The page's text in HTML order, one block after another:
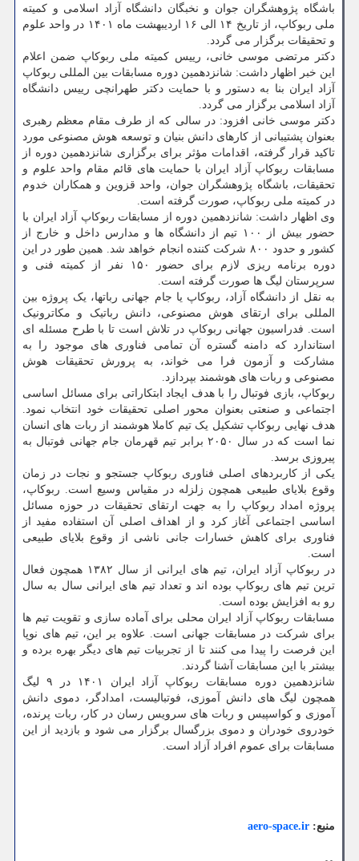
باشگاه پژوهشگران جوان و نخبگان دانشگاه آزاد اسلامی و کمیته
ملی ربوکاپ، از تاریخ ۱۴ الی ۱۶ اردیبهشت ماه ۱۴۰۱ در واحد علوم
و تحقیقات برگزار می گردد.
دکتر مرتضی موسی خانی، رییس کمیته ملی ربوکاپ ضمن اعلام
این خبر اظهار داشت: شانزدهمین دوره مسابقات بین المللی ربوکاپ
آزاد ایران بنا به دستور و با حمایت دکتر طهرانچی رییس دانشگاه
آزاد اسلامی برگزار می گردد.
دکتر موسی خانی افزود: در سالی که از طرف مقام معظم رهبری
بعنوان پشتیبانی از کارهای دانش بنیان و توسعه هوش مصنوعی مورد
تاکید قرار گرفته، اقدامات مؤثر برای برگزاری شانزدهمین دوره از
مسابقات ربوکاپ آزاد ایران با حمایت های قائم مقام واحد علوم و
تحقیقات، باشگاه پژوهشگران جوان، واحد قزوین و همکاران خدوم
در کمیته ملی ربوکاپ، صورت گرفته است.
وی اظهار داشت: شانزدهمین دوره از مسابقات ربوکاپ آزاد ایران با
حضور بیش از ۱۰۰ تیم از دانشگاه ها و مدارس داخل و خارج از
کشور و حدود ۸۰۰ شرکت کننده انجام خواهد شد. همین طور در این
دوره برنامه ریزی لازم برای حضور ۱۵۰ نفر از کمیته فنی و
سرپرستان لیگ ها صورت گرفته است.
به نقل از دانشگاه آزاد، ربوکاپ یا جام جهانی رباتها، یک پروژه بین
المللی برای ارتقای هوش مصنوعی، دانش رباتیک و مکاترونیک
است. فدراسیون جهانی ربوکاپ در تلاش است تا با طرح مسئله ای
استاندارد که دامنه گستره آن تمامی فناوری های موجود را به
مشارکت و آزمون فرا می خواند، به پرورش تحقیقات هوش
مصنوعی و ربات های هوشمند بپردازد.
ربوکاپ، بازی فوتبال را با هدف ایجاد ابتکاراتی برای مسائل اساسی
اجتماعی و صنعتی بعنوان محور اصلی تحقیقات خود انتخاب نمود.
هدف نهایی ربوکاپ تشکیل یک تیم کاملا هوشمند از ربات های انسان
نما است که در سال ۲۰۵۰ برابر تیم قهرمان جام جهانی فوتبال به
پیروزی برسد.
یکی از کاربردهای اصلی فناوری ربوکاپ جستجو و نجات در زمان
وقوع بلایای طبیعی همچون زلزله در مقیاس وسیع است. ربوکاپ،
پروژه امداد ربوکاپ را به جهت ارتقای تحقیقات در حوزه مسائل
اساسی اجتماعی آغاز کرد و از اهداف اصلی آن استفاده مفید از
فناوری برای کاهش خسارات جانی ناشی از وقوع بلایای طبیعی
است.
در ربوکاپ آزاد ایران، تیم های ایرانی از سال ۱۳۸۲ همچون فعال
ترین تیم های ربوکاپ بوده اند و تعداد تیم های ایرانی سال به سال
رو به افزایش بوده است.
مسابقات ربوکاپ آزاد ایران محلی برای آماده سازی و تقویت تیم ها
برای شرکت در مسابقات جهانی است. علاوه بر این، تیم های نوپا
این فرصت را پیدا می کنند تا از تجربیات تیم های دیگر بهره برده و
بیشتر با این مسابقات آشنا گردند.
شانزدهمین دوره مسابقات ربوکاپ آزاد ایران ۱۴۰۱ در ۹ لیگ
همچون لیگ های دانش آموزی، فوتبالیست، امدادگر، دموی دانش
آموزی و کواسپیس و ربات های سرویس رسان در کار، ربات پرنده،
خودروی خودران و دموی بزرگسال برگزار می شود و بازدید از این
مسابقات برای عموم افراد آزاد است.
منبع: aero-space.ir